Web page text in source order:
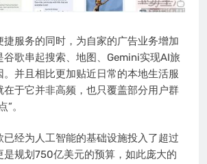
捷服务的同时，为自家的广告业务增加
谷歌串起搜索、地图、Gemini实现AI旅
。并且相比更加贴近日常的本地生活服
在于它并非高频，也只覆盖部分用户群
。
已经为人工智能的基础设施投入了超过
是规划750亿美元的预算，如此庞大的